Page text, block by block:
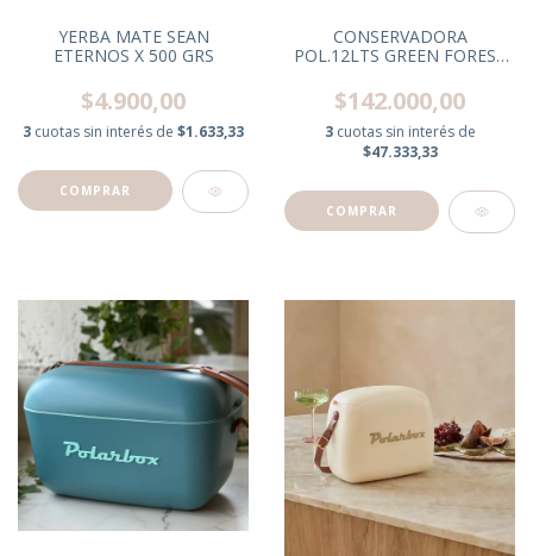
YERBA MATE SEAN
ETERNOS X 500 GRS
$4.900,00
3 cuotas sin interés de $1.633,33
CONSERVADORA
POL.12LTS GREEN FOREST
$142.000,00
3 cuotas sin interés de
$47.333,33